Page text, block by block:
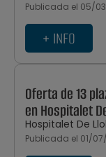
Publicada el 05/
+ INFO
Oferta de 13
en Hospitalet
Hospitalet De
Publicada el 01/